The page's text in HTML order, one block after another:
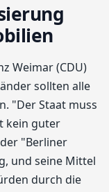
Weimar (CDU)
sollten alle
"Der Staat muss
kein guter
"Berliner
und seine Mittel
durch die